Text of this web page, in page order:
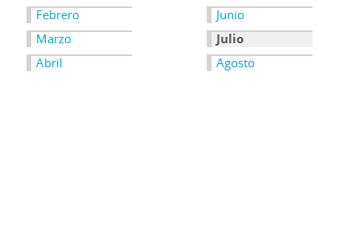
Febrero
Marzo
Abril
Junio
Julio
Agosto